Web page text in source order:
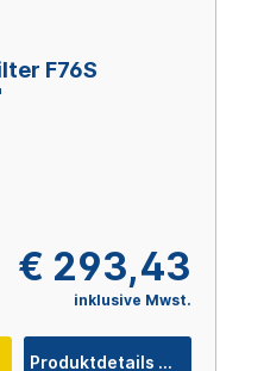
F76S
€ 293,43
inklusive Mwst.
Produktdetails